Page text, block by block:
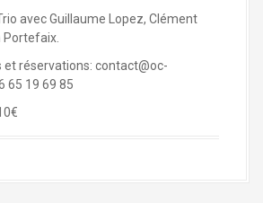
avec Guillaume Lopez, Clément
Portefaix.
et réservations: contact@oc-
65 19 69 85